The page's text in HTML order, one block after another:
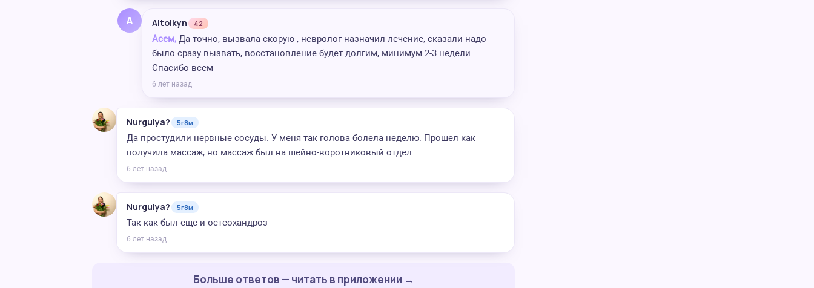
A Aitolkyn 42
Асем, Да точно, вызвала скорую , невролог назначил лечение, сказали надо
было сразу вызвать, восстановление будет долгим, минимум 2-3 недели.
Спасибо всем
6 лет назад
Nurgulya? 5г8м
Да простудили нервные сосуды. У меня так голова болела неделю. Прошел как
получила массаж, но массаж был на шейно-воротниковый отдел
6 лет назад
Nurgulya? 5г8м
Так как был еще и остеохандроз
6 лет назад
Больше ответов — читать в приложении →